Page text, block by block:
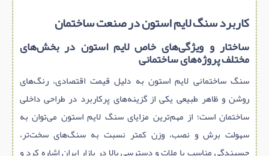
کاربرد سنگ لایم‌ استون در صنعت ساختمان
ساختار و ویژگی‌های خاص لایم استون در بخش‌های
مختلف پروژه‌های ساختمانی
سنگ ساختمانی لایم استون به دلیل قیمت اقتصادی، رنگ‌های
روشن و ظاهر طبیعی یکی از گزینه‌های پرکاربرد در طراحی داخلی
ساختمان است؛ از مهم‌ترین مزایای سنگ لایم استون می‌توان به
سهولت برش و نصب، وزن کمتر نسبت به سنگ‌های سخت‌تر،
چسبندگی مناسب با ملات و دسترسی بالا در بازار ایران اشاره کرد و